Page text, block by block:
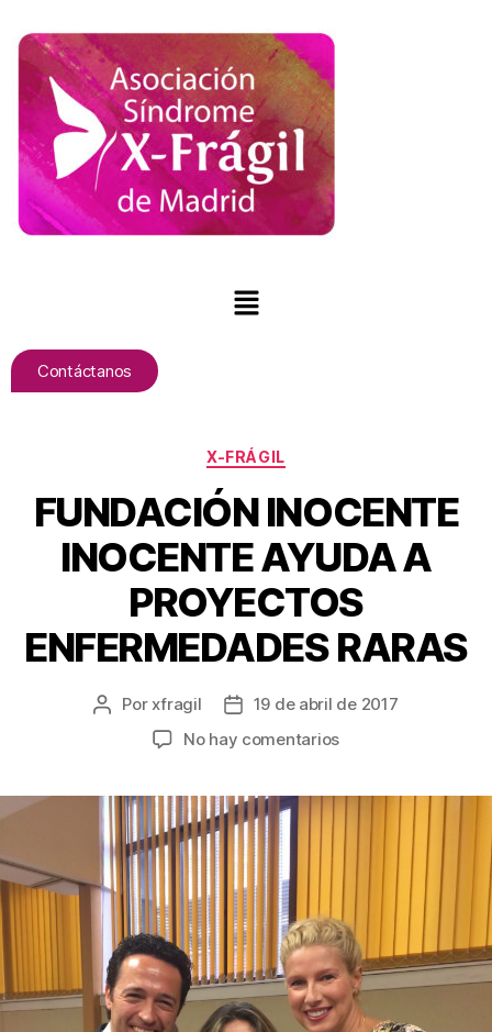
Contáctanos
X-FRÁGIL
FUNDACIÓN INOCENTE
INOCENTE AYUDA A
PROYECTOS
ENFERMEDADES RARAS
Porxfragil
19 de abril de 2017
No hay comentarios